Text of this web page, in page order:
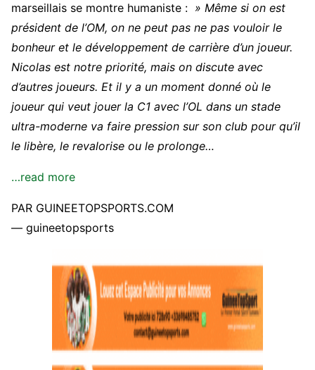
marseillais se montre humaniste : » Même si on est
président de l’OM, on ne peut pas ne pas vouloir le
bonheur et le développement de carrière d’un joueur.
Nicolas est notre priorité, mais on discute avec
d’autres joueurs. Et il y a un moment donné où le
joueur qui veut jouer la C1 avec l’OL dans un stade
ultra-moderne va faire pression sur son club pour qu’il
le libère, le revalorise ou le prolonge…
…read more
PAR GUINEETOPSPORTS.COM
— guineetopsports